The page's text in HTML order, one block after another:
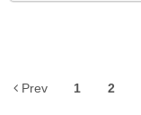
Prev 1 2